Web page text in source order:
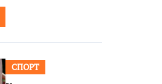
СПОРТ